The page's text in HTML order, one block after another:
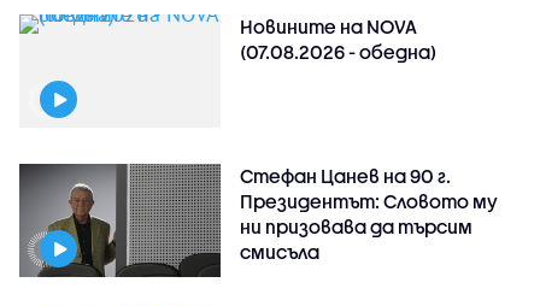
Новините на NOVA
(07.08.2026 - обедна)
Стефан Цанев на 90 г.
Президентът: Словото му
ни призовава да търсим
смисъла